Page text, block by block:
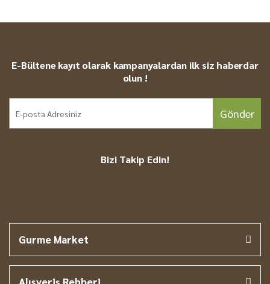
E-Bültene kayıt olarak kampanyalardan ilk siz haberdar
olun !
Gönder
Bizi Takip Edin!
Gurme Market